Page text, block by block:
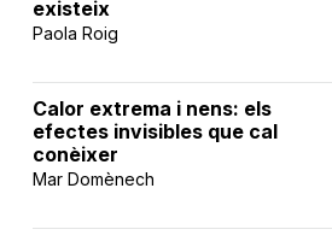
existeix
Paola Roig
Calor extrema i nens: els
efectes invisibles que cal
conèixer
Mar Domènech